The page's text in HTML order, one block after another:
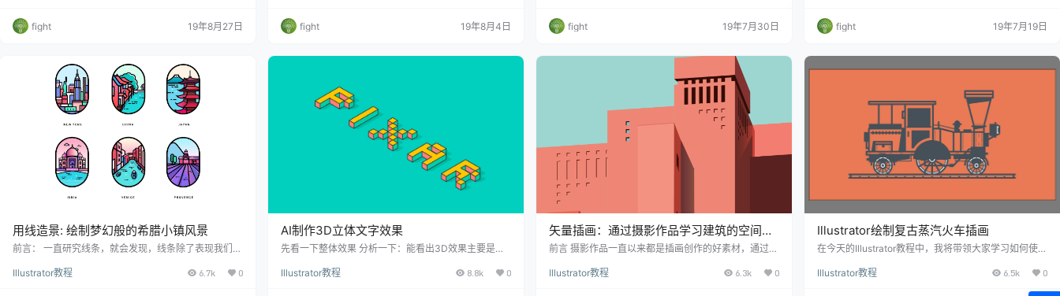
fight 19年8月27日 fight 19年8月4日 fight 19年7月30日 fight 19年7月19日
用线造景: 绘制梦幻般的希腊小镇风景
前言： 一直研究线条，就会发现，线条除了表现我们普
杂的风景。但是后者会有一定难度，如果线条比较粗的
Illustrator教程 6.7k 0
AI制作3D立体文字效果
先看一下整体效果 分析一下：能看出3D效果主要是因
影，分解一下就如下图所示，我们姑且把黄色层叫做上
Illustrator教程 8.8k 0
矢量插画：通过摄影作品学习建筑的空间语
言
前言 摄影作品一直以来都是插画创作的好素材，通过一
由创作程度，还能通过创作过程又一次学会摄影作品中
Illustrator教程 6.3k 0
Illustrator绘制复古蒸汽火车插画
在今天的Illustrator教程中，我将带领大家学习如何使用
格的火车插图。希望朋友可以喜欢。 先看看效果图 设
Illustrator教程 6.5k 0